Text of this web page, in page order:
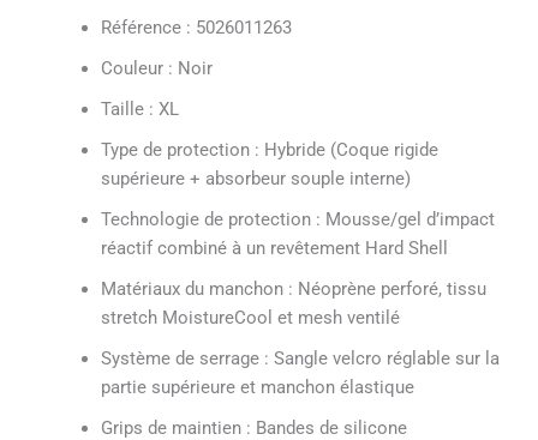
Référence : 5026011263
Couleur : Noir
Taille : XL
Type de protection : Hybride (Coque rigide
supérieure + absorbeur souple interne)
Technologie de protection : Mousse/gel d’impact
réactif combiné à un revêtement Hard Shell
Matériaux du manchon : Néoprène perforé, tissu
stretch MoistureCool et mesh ventilé
Système de serrage : Sangle velcro réglable sur la
partie supérieure et manchon élastique
Grips de maintien : Bandes de silicone